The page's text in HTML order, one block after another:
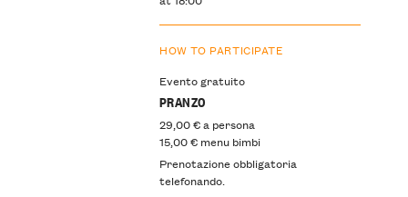
HOW TO PARTICIPATE
Evento gratuito
PRANZO
29,00 € a persona
15,00 € menu bimbi
Prenotazione obbligatoria
telefonando.